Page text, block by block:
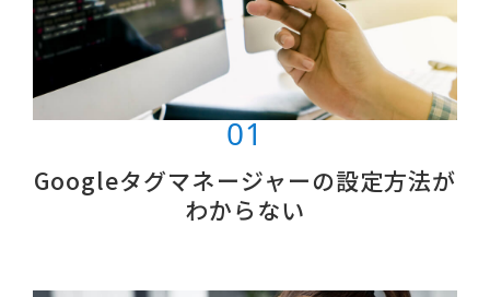
Googleタグマネージャーの設定方法が
わからない